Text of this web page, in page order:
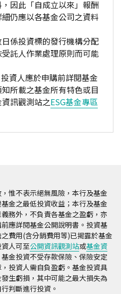
因此「自成立以來」報酬
仍應以各基金公司之資料
係投資標的發行機構分配
託人作業處理原則而可能
資人應於申購前詳閱基金
所載之基金所有特色或目
訊觀測站之ESG基金專區
惟不表示絕無風險，本行及基金
金之最低投資收益；本行及基金
務外，不負責各基金之盈虧，亦
應詳閱基金公開說明書。投資基
費用(含分銷費用等)已揭露於基金
人可至公開資訊觀測站或基金資
金投資不受存款保險、保險安定
投資人需自負盈虧。基金投資具
生虧損，其中可能之最大損失為
判斷進行投資。